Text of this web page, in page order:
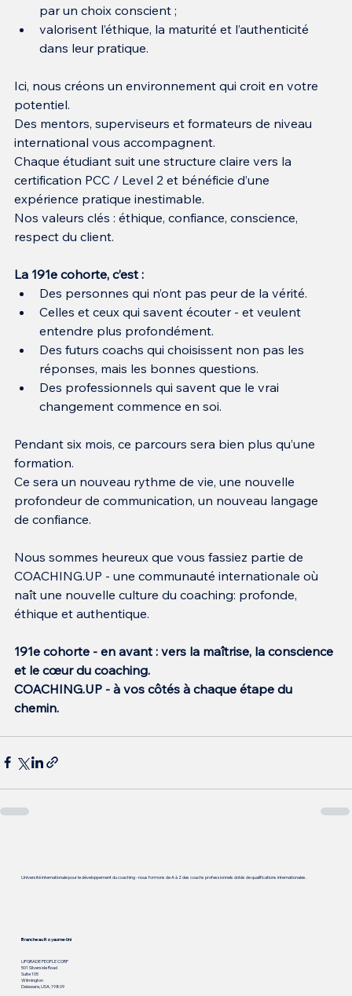
par un choix conscient ;
valorisent l’éthique, la maturité et l’authenticité
dans leur pratique.
Ici, nous créons un environnement qui croit en votre
potentiel.
Des mentors, superviseurs et formateurs de niveau
international vous accompagnent.
Chaque étudiant suit une structure claire vers la
certification PCC / Level 2 et bénéficie d’une
expérience pratique inestimable.
Nos valeurs clés : éthique, confiance, conscience,
respect du client.
La 191e cohorte, c’est :
Des personnes qui n’ont pas peur de la vérité.
Celles et ceux qui savent écouter - et veulent
entendre plus profondément.
Des futurs coachs qui choisissent non pas les
réponses, mais les bonnes questions.
Des professionnels qui savent que le vrai
changement commence en soi.
Pendant six mois, ce parcours sera bien plus qu’une
formation.
Ce sera un nouveau rythme de vie, une nouvelle
profondeur de communication, un nouveau langage
de confiance.
Nous sommes heureux que vous fassiez partie de
COACHING.UP - une communauté internationale où
naît une nouvelle culture du coaching: profonde,
éthique et authentique.
191e cohorte - en avant : vers la maîtrise, la conscience
et le cœur du coaching.
COACHING.UP - à vos côtés à chaque étape du
chemin.
Université internationale pour le développement du coaching - nous formons de A à Z des coachs professionnels dotés de qualifications internationales.
Branche au Royaume-Uni
UPGRADE PEOPLE CORP
501 Silverside Road
Suite 105
Wilmington
Delaware, USA, 19809